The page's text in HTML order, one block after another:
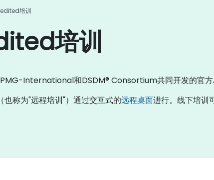
培训
培训
International和DSDM® Consortium共同开发的官方
称为"远程培训"）通过交互式的远程桌面进行。线下培训